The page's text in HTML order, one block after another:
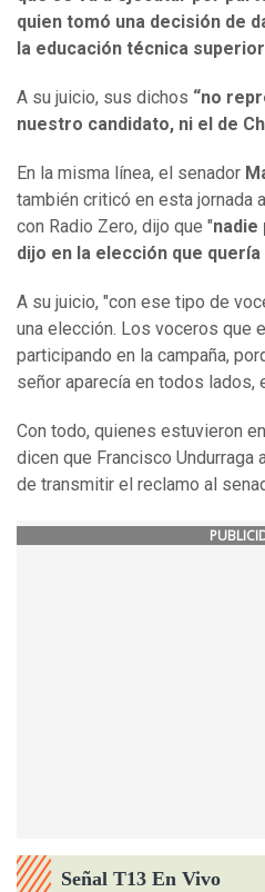
quien tomó una decisión de
la educación técnica
A su juicio, sus dichos “no
nuestro candidato, ni el de
En la misma línea, el senador
también criticó en esta jornada
con Radio Zero, dijo que "nadie
dijo en la elección que
A su juicio, "con ese tipo de
una elección. Los voceros que
participando en la campaña,
señor aparecía en todos lados,
Con todo, quienes estuvieron
dicen que Francisco
de transmitir el reclamo al
Señal T13 En Vivo